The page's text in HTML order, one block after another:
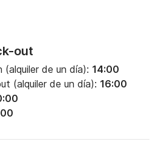
out
(alquiler de un día): 14:00
(alquiler de un día): 16:00